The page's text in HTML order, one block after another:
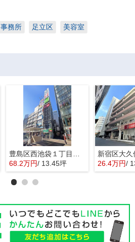
事務所 足立区 美容室
68.2万円/ 13.45坪 26.4万円/